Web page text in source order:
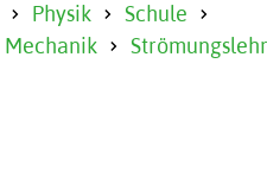
Physik
Schule
Mechanik